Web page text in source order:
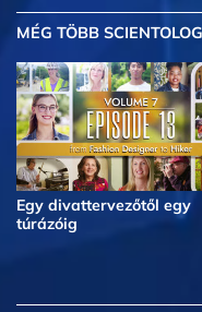
MÉG TÖBB
Egy divattervezőtől egy
túrázóig